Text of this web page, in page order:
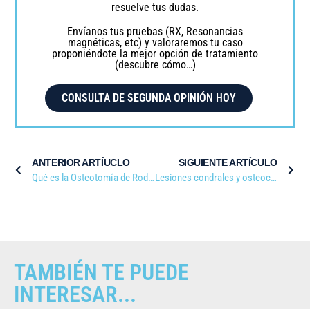
resuelve tus dudas.
Envíanos tus pruebas (RX, Resonancias
magnéticas, etc) y valoraremos tu caso
proponiéndote la mejor opción de tratamiento
(descubre cómo…)
CONSULTA DE SEGUNDA OPINIÓN HOY
ANTERIOR ARTÍUCLO
Qué es la Osteotomía de Rodilla
SIGUIENTE ARTÍCULO
Lesiones condrales y osteocondrales
TAMBIÉN TE PUEDE
INTERESAR...